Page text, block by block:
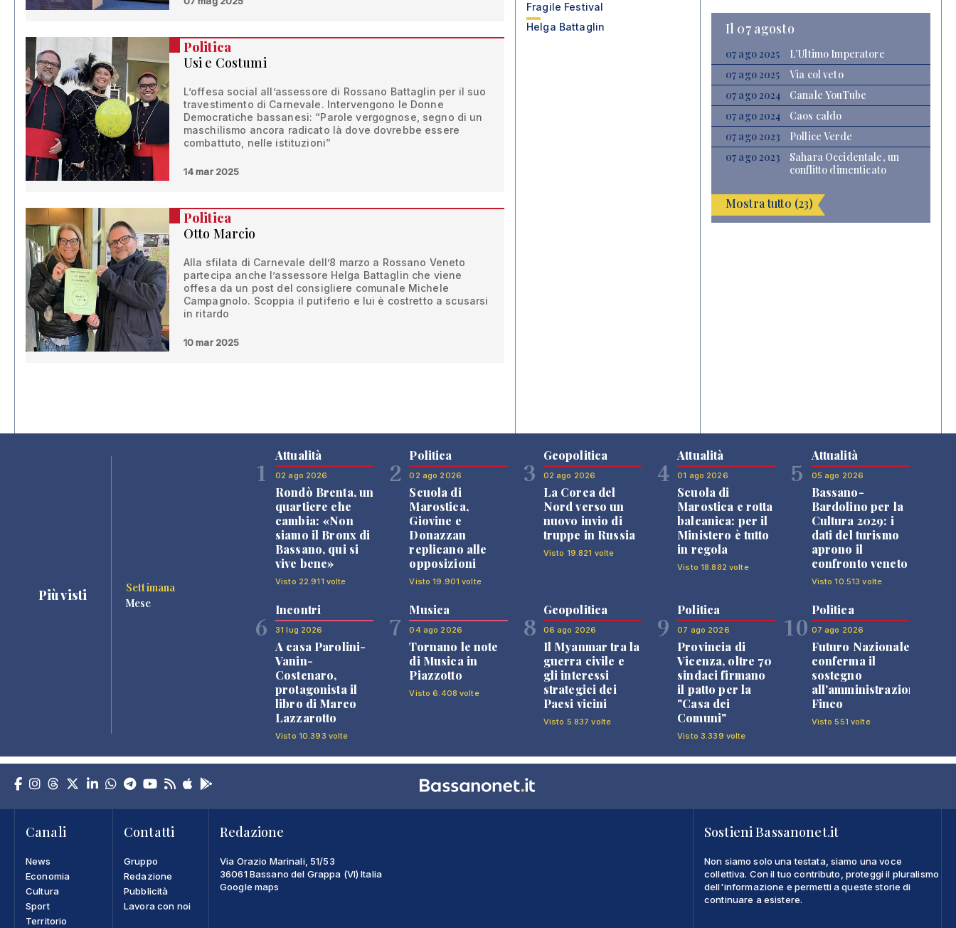
Politica
Usi e Costumi
L’offesa social all’assessore di Rossano Battaglin per il suo
travestimento di Carnevale. Intervengono le Donne
Democratiche bassanesi: “Parole vergognose, segno di un
maschilismo ancora radicato là dove dovrebbe essere
combattuto, nelle istituzioni”
14 mar 2025
Politica
Otto Marcio
Alla sfilata di Carnevale dell’8 marzo a Rossano Veneto
partecipa anche l’assessore Helga Battaglin che viene
offesa da un post del consigliere comunale Michele
Campagnolo. Scoppia il putiferio e lui è costretto a scusarsi
in ritardo
10 mar 2025
Fragile Festival
Helga Battaglin
Il 07 agosto
07 ago 2025
L’Ultimo Imperatore
07 ago 2025
Via col veto
07 ago 2024
Canale YouTube
07 ago 2024
Caos caldo
07 ago 2023
Pollice Verde
07 ago 2023
Sahara Occidentale, un
conflitto dimenticato
Mostra tutto (23)
Più visti
Settimana
Mese
1
Attualità
02 ago 2026
Rondò Brenta, un
quartiere che
cambia: «Non
siamo il Bronx di
Bassano, qui si
vive bene»
Visto 22.911 volte
2
Politica
02 ago 2026
Scuola di
Marostica,
Giovine e
Donazzan
replicano alle
opposizioni
Visto 19.901 volte
3
Geopolitica
02 ago 2026
La Corea del
Nord verso un
nuovo invio di
truppe in Russia
Visto 19.821 volte
4
Attualità
01 ago 2026
Scuola di
Marostica e rotta
balcanica: per il
Ministero è tutto
in regola
Visto 18.882 volte
5
Attualità
05 ago 2026
Bassano-
Bardolino per la
Cultura 2029: i
dati del turismo
aprono il
confronto veneto
Visto 10.513 volte
6
Incontri
31 lug 2026
A casa Parolini-
Vanin-
Costenaro,
protagonista il
libro di Marco
Lazzarotto
Visto 10.393 volte
7
Musica
04 ago 2026
Tornano le note
di Musica in
Piazzotto
Visto 6.408 volte
8
Geopolitica
06 ago 2026
Il Myanmar tra la
guerra civile e
gli interessi
strategici dei
Paesi vicini
Visto 5.837 volte
9
Politica
07 ago 2026
Provincia di
Vicenza, oltre 70
sindaci firmano
il patto per la
"Casa dei
Comuni"
Visto 3.339 volte
10
Politica
07 ago 2026
Futuro Nazionale
conferma il
sostegno
all'amministrazione
Finco
Visto 551 volte
Canali
News
Economia
Cultura
Sport
Territorio
Contatti
Gruppo
Redazione
Pubblicità
Lavora con noi
Redazione
Via Orazio Marinali, 51/53
36061 Bassano del Grappa (VI) Italia
Google maps
Sostieni Bassanonet.it
Non siamo solo una testata, siamo una voce
collettiva. Con il tuo contributo, proteggi il pluralismo
dell'informazione e permetti a queste storie di
continuare a esistere.